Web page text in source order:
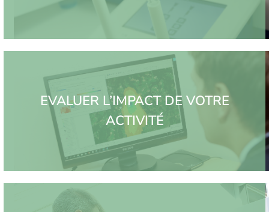
EVALUER L’IMPACT DE VOTRE
ACTIVITÉ